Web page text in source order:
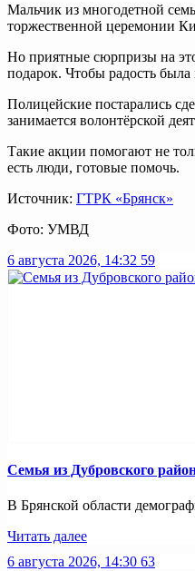
Мальчик из многодетной
торжественной церемонии
Но приятные сюрпризы на
подарок. Чтобы радость
Полицейские постарались
занимается волонтёрской
Такие акции помогают не
есть люди, готовые помочь.
Источник: ГТРК «Брянск»
Фото: УМВД
6 августа 2026, 14:32 59
Семья из Дубровского
В Брянской области
Читать далее
6 августа 2026, 14:30 63